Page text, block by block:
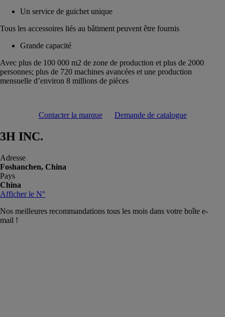
Un service de guichet unique
Tous les accessoires liés au bâtiment peuvent être fournis
Grande capacité
Avec plus de 100 000 m2 de zone de production et plus de 2000
personnes; plus de 720 machines avancées et une production
mensuelle d’environ 8 millions de pièces
Contacter la marque Demande de catalogue
3H INC.
Adresse
Foshanchen, China
Pays
China
Afficher le N°
Nos meilleures recommandations tous les mois dans votre boîte e-
mail !